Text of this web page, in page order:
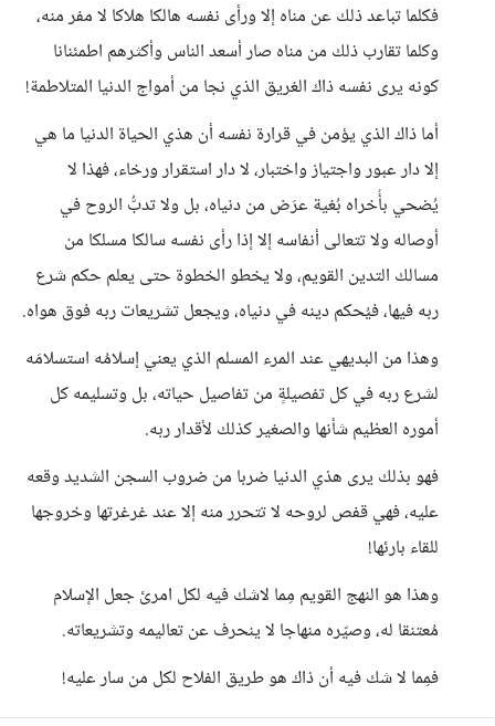
فكلما تباعد ذلك عن مناه إلا ورأى نفسه هالكا هلاكا لا مفر منه،
وكلما تقارب ذلك من مناه صار أسعد الناس وأكثرهم اطمئنانا
كونه يرى نفسه ذاك الغريق الذي نجا من أمواج الدنيا المتلاطمة!
أما ذاك الذي يؤمن في قرارة نفسه أن هذي الحياة الدنيا ما هي
إلا دار عبور واجتياز واختبار، لا دار استقرار ورخاء، فهذا لا
يُضحي بأُخراه بُغية عرَض من دنياه، بل ولا تدبُّ الروح في
أوصاله ولا تتعالى أنفاسه إلا إذا رأى نفسه سالكا مسلكا من
مسالك التدين القويم، ولا يخطو الخطوة حتى يعلم حكم شرع
ربه فيها، فيُحكم دينه في دنياه، ويجعل تشريعات ربه فوق هواه.
وهذا من البديهي عند المرء المسلم الذي يعني إسلامُه استسلامَه
لشرع ربه في كل تفصيلةٍ من تفاصيل حياته، بل وتسليمه كل
أموره العظيم شأنها والصغير كذلك لأقدار ربه.
فهو بذلك يرى هذي الدنيا ضربا من ضروب السجن الشديد وقعه
عليه، فهي قفص لروحه لا تتحرر منه إلا عند غرغرتها وخروجها
للقاء بارئها!
وهذا هو النهج القويم مِما لاشك فيه لكل امرئ جعل الإسلام
مُعتنقا له، وصيّره منهاجا لا ينحرف عن تعاليمه وتشريعاته.
فمِما لا شك فيه أن ذاك هو طريق الفلاح لكل من سار عليه!